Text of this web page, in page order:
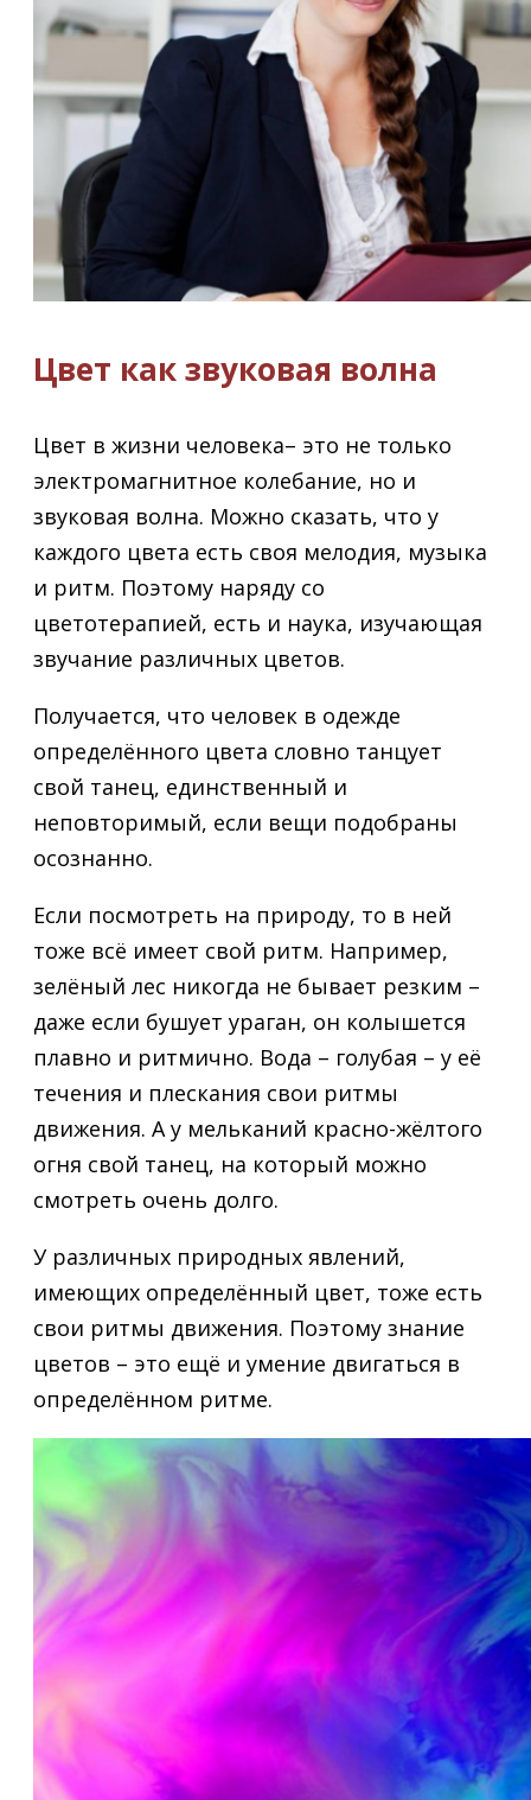
Цвет как звуковая волна
Цвет в жизни человека– это не только
электромагнитное колебание, но и
звуковая волна. Можно сказать, что у
каждого цвета есть своя мелодия, музыка
и ритм. Поэтому наряду со
цветотерапией, есть и наука, изучающая
звучание различных цветов.
Получается, что человек в одежде
определённого цвета словно танцует
свой танец, единственный и
неповторимый, если вещи подобраны
осознанно.
Если посмотреть на природу, то в ней
тоже всё имеет свой ритм. Например,
зелёный лес никогда не бывает резким –
даже если бушует ураган, он колышется
плавно и ритмично. Вода – голубая – у её
течения и плескания свои ритмы
движения. А у мельканий красно-жёлтого
огня свой танец, на который можно
смотреть очень долго.
У различных природных явлений,
имеющих определённый цвет, тоже есть
свои ритмы движения. Поэтому знание
цветов – это ещё и умение двигаться в
определённом ритме.